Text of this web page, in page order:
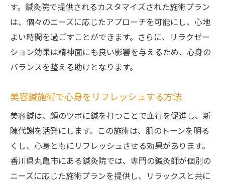
す。鍼灸院で提供されるカスタマイズされた施術プラン
は、個々のニーズに応じたアプローチを可能にし、心地
よい時間を過ごすことができます。さらに、リラクゼー
ション効果は精神面にも良い影響を与えるため、心身の
バランスを整える助けとなります。
美容鍼施術で心身をリフレッシュする方法
美容鍼は、顔のツボに鍼を打つことで血行を促進し、新
陳代謝を活発にします。この施術は、肌のトーンを明る
くし、心身ともにリフレッシュさせる効果があります。
香川県丸亀市にある鍼灸院では、専門の鍼灸師が個別の
ニーズに応じた施術プランを提供し、リラックスと共に